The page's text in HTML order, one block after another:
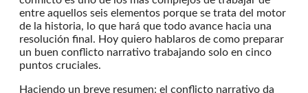
entre aquellos seis elementos porque se trata del motor
de la historia, lo que hará que todo avance hacia una
resolución final. Hoy quiero hablaros de como preparar
un buen conflicto narrativo trabajando solo en cinco
puntos cruciales.
Haciendo un breve resumen: el conflicto narrativo da